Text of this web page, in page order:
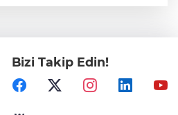
Alaçam'a yeni yaşam alanı
Bizi Takip Edin!